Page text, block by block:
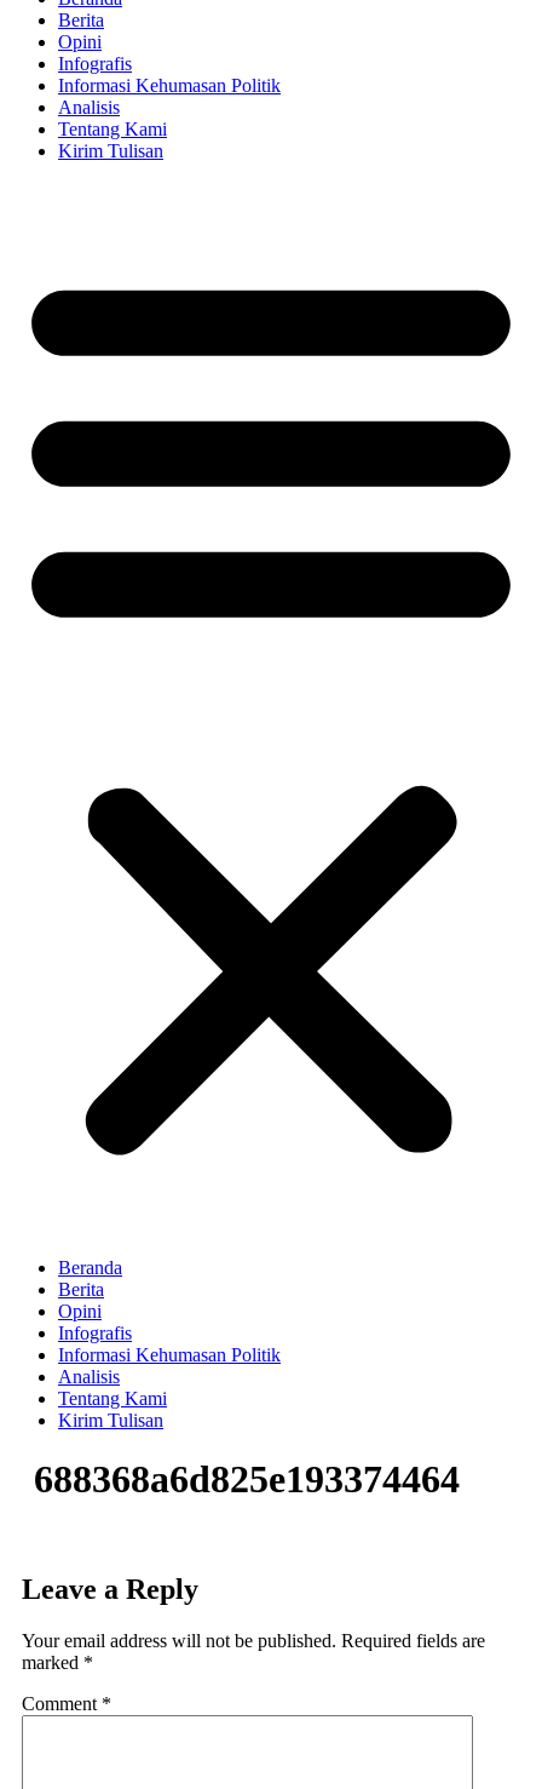
Berita
Opini
Infografis
Informasi Kehumasan Politik
Analisis
Tentang Kami
Kirim Tulisan
Beranda
Berita
Opini
Infografis
Informasi Kehumasan Politik
Analisis
Tentang Kami
Kirim Tulisan
688368a6d825e193374464
Leave a Reply
Your email address will not be published. Required fields are
marked *
Comment *